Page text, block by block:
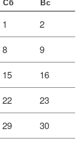
Сб Вс
1 2
8 9
15 16
22 23
29 30